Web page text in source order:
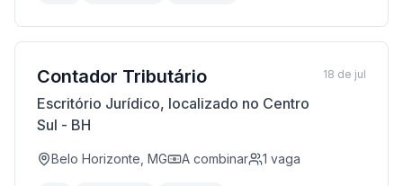
Contador Tributário
Escritório Jurídico, localizado no Centro
Sul - BH
Belo Horizonte, MG A combinar 1 vaga
18 de jul